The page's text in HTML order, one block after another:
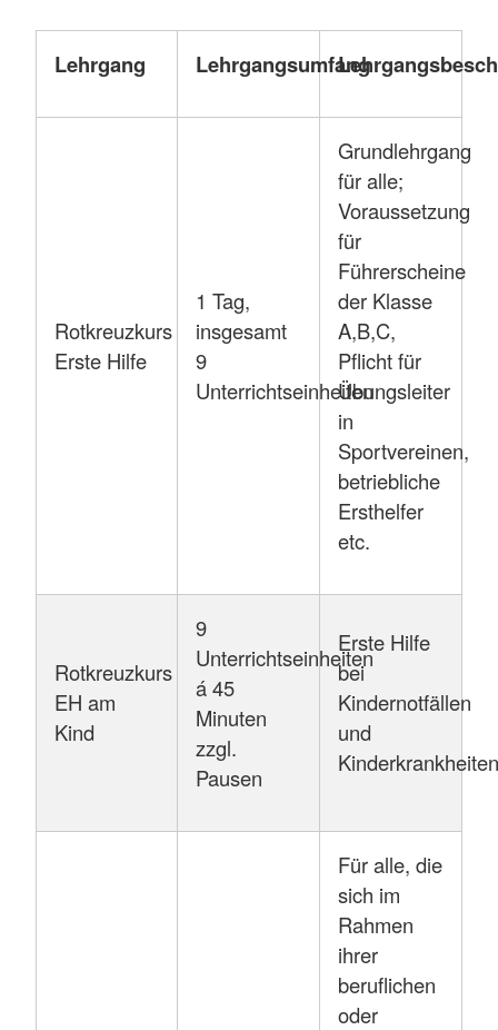
Lehrgang Lehrgangsumfang
Rotkreuzkurs
Erste Hilfe
1 Tag,
insgesamt
9
Unterrichtseinheiten
Grundlehrgang
für alle;
Voraussetzung
für
Führerscheine
der Klasse
A,B,C,
Pflicht für
Übungsleiter
in
Sportvereinen,
betriebliche
Ersthelfer
etc.
Rotkreuzkurs
EH am
Kind
9
Unterrichtseinheiten
á 45
Minuten
zzgl.
Pausen
Erste Hilfe
bei
Kindernotfällen
und
Kinderkrankheiten
Für alle, die
sich im
Rahmen
ihrer
beruflichen
oder